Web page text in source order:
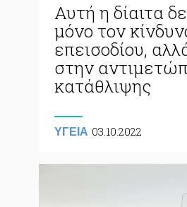
Αυτή η δίαιτα
μόνο τον
επεισοδίου,
στην
κατάθλιψης
ΥΓΕΙΑ 03.10.2022